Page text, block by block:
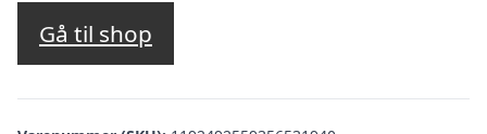
Gå til shop